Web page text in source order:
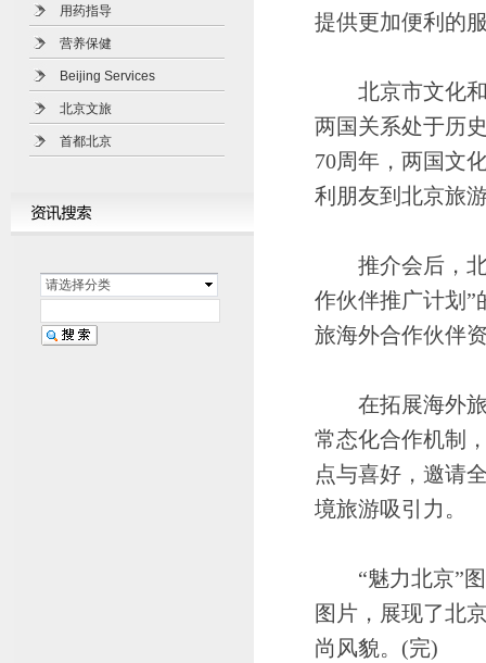
用药指导
营养保健
Beijing Services
北京文旅
首都北京
请选择分类
提供更加便利的
北京市文化和
两国关系处于历
70周年，两国文
利朋友到北京旅
推介会后，北
作伙伴推广计划”
旅海外合作伙伴
在拓展海外旅
常态化合作机制
点与喜好，邀请
境旅游吸引力。
“魅力北京”图
图片，展现了北
尚风貌。(完)